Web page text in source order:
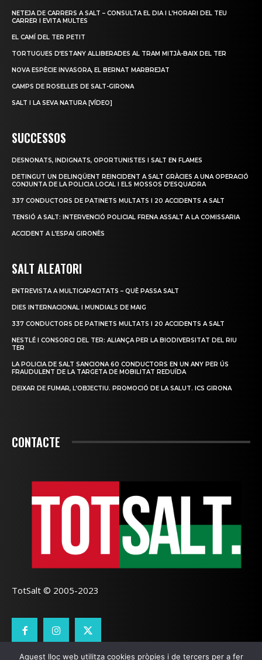
NETEJA DE CARRERS A SALT – CONSULTA EL DIA I L’HORARI DEL TEU
CARRER I EVITA MULTES
EL CAMÍ DEL TER PETIT
TORTUGUES D’ESTANY ALLIBERADES AL TRAM MITJÀ-BAIX DEL TER
NOVA ESPÈCIE INVASORA, EL BERNAT MARBREJAT
CAMPS DE ROSELLES DE SALT-GIRONA
SALT I LA SEVA NATURA [VÍDEO]
SUCCESSOS
DESNONATS, INDIGNATS, OPORTUNISTES I SALT EN FLAMES
DETINGUT UN DELINQÜENT REINCIDENT A SALT GRÀCIES A UNA OPERACIÓ
CONJUNTA DE LA POLICIA LOCAL I ELS MOSSOS D’ESQUADRA
337 CONDUCTORS DE PATINETS MULTATS I 20 ACCIDENTS A SALT
TENSIÓ A SALT: INTERVENCIÓ POLICIAL FRENA ASSALT A LA COMISSARIA
ACCIDENT A L’ESPAI GIRONÈS
SALT ALEATORI
ENTREVISTA A MULTICAPACITATS – QUÈ PASSA SALT
DIES INTERNACIONAL I MUNDIALS DE MAIG
337 CONDUCTORS DE PATINETS MULTATS I 20 ACCIDENTS A SALT
NESTLÉ I CONSORCI DEL TER: ALIANÇA PER LA BIODIVERSITAT DEL RIU
TER
LA POLICIA DE SALT SANCIONA 60 CONDUCTORS EN UN ANY PER ÚS
FRAUDULENT DE LA TARGETA DE MOBILITAT REDUÏDA
DEIXAR DE FUMAR, L’OBJECTIU. PROMOCIÓ DE LA SALUT. ICS GIRONA
CONTACTE
TotSalt © 2005-2023
Aquest lloc web utilitza cookies pròpies i de tercers per a fer